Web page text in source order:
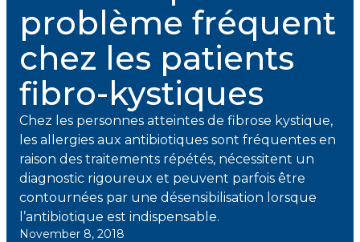
problème fréquent
chez les patients
fibro-kystiques
Chez les personnes atteintes de fibrose kystique,
les allergies aux antibiotiques sont fréquentes en
raison des traitements répétés, nécessitent un
diagnostic rigoureux et peuvent parfois être
contournées par une désensibilisation lorsque
l’antibiotique est indispensable.
November 8, 2018
pour
rester
à
l'affût
des
nouveautés.
Prénom
Courriel
*